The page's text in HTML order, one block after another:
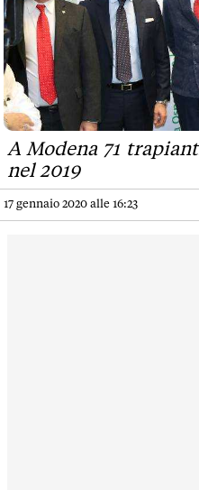
A Modena 71
nel 2019
17 gennaio 2020 alle 16:23